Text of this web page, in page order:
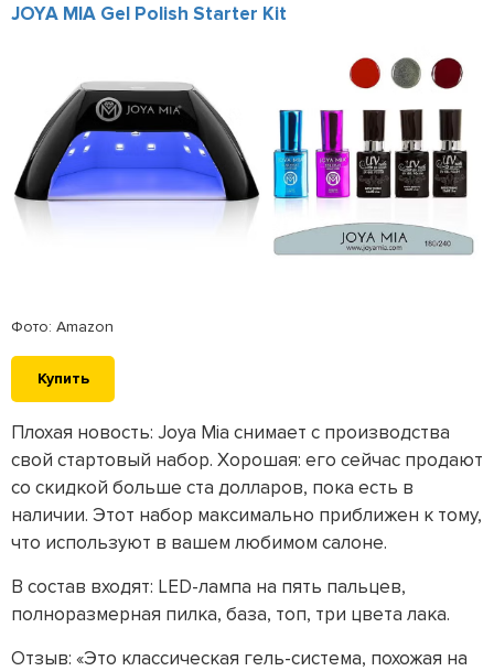
JOYA MIA Gel Polish Starter Kit
Фото: Amazon
Купить
Плохая новость: Joya Mia снимает с производства
свой стартовый набор. Хорошая: его сейчас продают
со скидкой больше ста долларов, пока есть в
наличии. Этот набор максимально приближен к тому,
что используют в вашем любимом салоне.
В состав входят: LED-лампа на пять пальцев,
полноразмерная пилка, база, топ, три цвета лака.
Отзыв: «Это классическая гель-система, похожая на